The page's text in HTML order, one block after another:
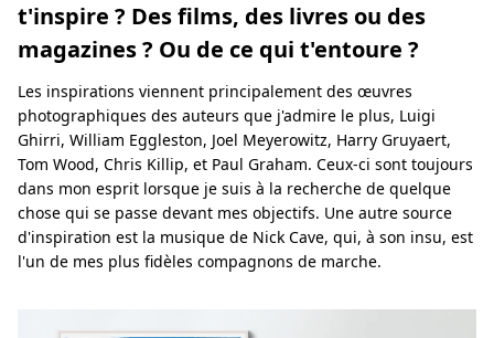
t'inspire ? Des films, des livres ou des
magazines ? Ou de ce qui t'entoure ?
Les inspirations viennent principalement des œuvres
photographiques des auteurs que j'admire le plus, Luigi
Ghirri, William Eggleston, Joel Meyerowitz, Harry Gruyaert,
Tom Wood, Chris Killip, et Paul Graham. Ceux-ci sont toujours
dans mon esprit lorsque je suis à la recherche de quelque
chose qui se passe devant mes objectifs. Une autre source
d'inspiration est la musique de Nick Cave, qui, à son insu, est
l'un de mes plus fidèles compagnons de marche.